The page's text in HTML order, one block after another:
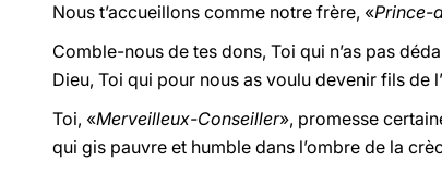
Nous t’accueillons comme notre frère, «Prince-
Comble-nous de tes dons, Toi qui n’as pas
Dieu, Toi qui pour nous as voulu devenir fils de
Toi, «Merveilleux-Conseiller», promesse
qui gis pauvre et humble dans l’ombre de la